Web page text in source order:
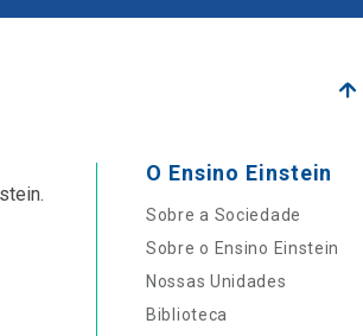
O Ensino Einstein
Sobre a Sociedade
Sobre o Ensino Einstein
Nossas Unidades
Biblioteca